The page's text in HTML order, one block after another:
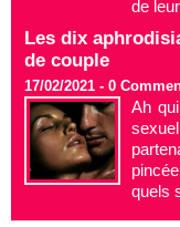
de
Les dix
de couple
17/02/2021 - 0
Ah
quels